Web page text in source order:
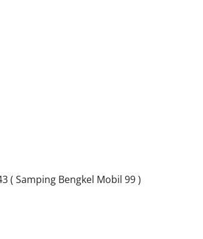
( Samping Bengkel Mobil 99 )